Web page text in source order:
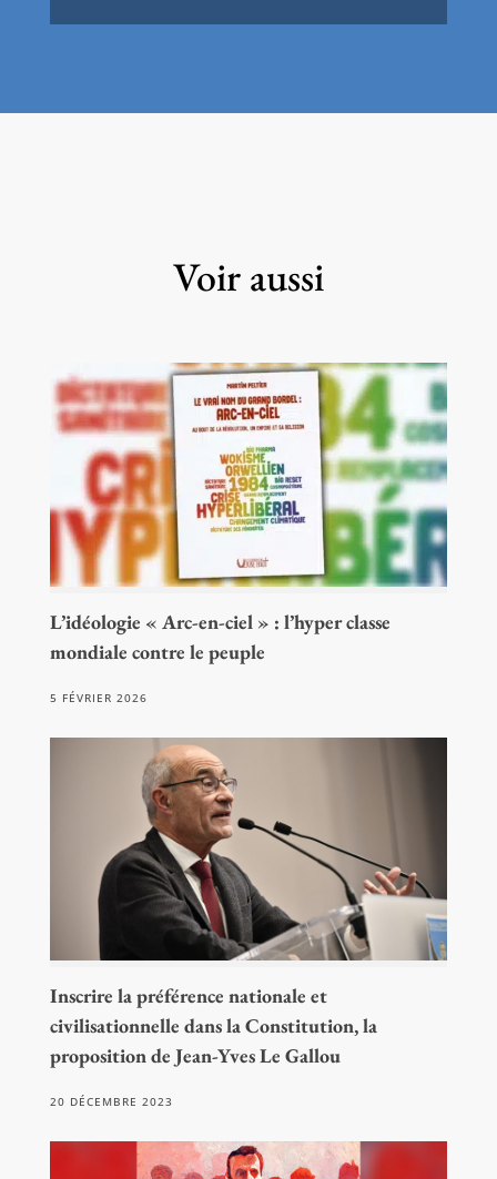
Voir aussi
L’idéologie « Arc-en-ciel » : l’hyper classe
mondiale contre le peuple
5 FÉVRIER 2026
Inscrire la préférence nationale et
civilisationnelle dans la Constitution, la
proposition de Jean-Yves Le Gallou
20 DÉCEMBRE 2023